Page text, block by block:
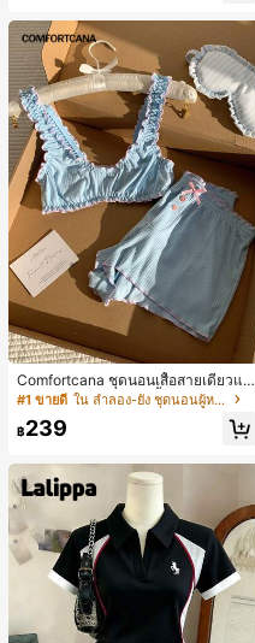
Comfortcana ชุดนอนเสื้อสายเดี่ยวแต่
งระบายและกางเกงขาสั้นสำหรับผู้หญิง
#1 ขายดี ใน ลำลอง-ยัง ชุดนอนผู้หญิง
฿239